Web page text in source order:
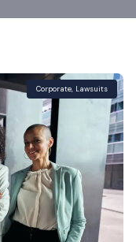
Corporate, Lawsuits